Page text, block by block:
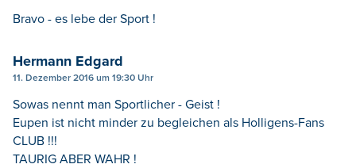
Bravo - es lebe der Sport !
Hermann Edgard
11. Dezember 2016 um 19:30 Uhr
Sowas nennt man Sportlicher - Geist !
Eupen ist nicht minder zu begleichen als Holligens-Fans
CLUB !!!
TAURIG ABER WAHR !